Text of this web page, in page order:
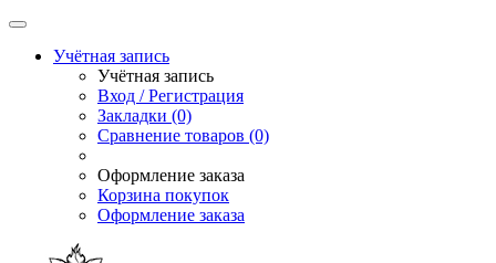
Учётная запись
Учётная запись
Вход / Регистрация
Закладки (0)
Сравнение товаров (0)
Оформление заказа
Корзина покупок
Оформление заказа